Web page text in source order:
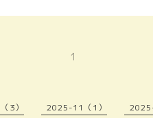
1
3） 2025-11（1）